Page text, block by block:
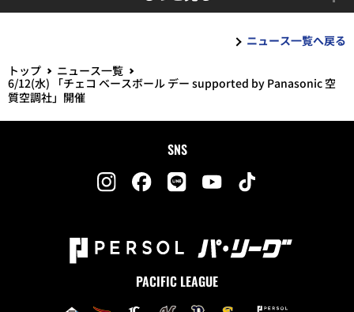
ニュース一覧へ戻る
トップ
ニュース一覧
6/12(水) 「チェコ ベースボール デー supported by Panasonic 空
質空調社」開催
SNS
PACIFIC LEAGUE